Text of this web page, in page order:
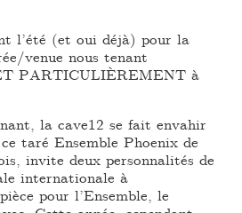
l’été (et oui déjà) pour la
venue nous tenant
PARTICULIÈREMENT à
la cave12 se fait envahir
taré Ensemble Phoenix de
invite deux personnalités de
internationale à
pour l’Ensemble, le